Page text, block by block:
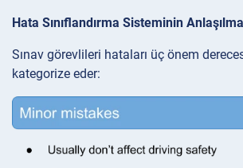
Hata Sınıflandırma Sisteminin
Sınav görevlileri hataları üç önem
kategorize eder: